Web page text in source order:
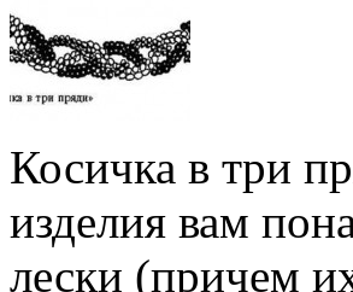
Косичка в три
изделия вам
лески (причем